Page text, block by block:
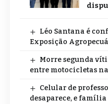
Léo Santana é
Exposição
Morre segunda
entre motocicletas na
Celular de
desaparece, e